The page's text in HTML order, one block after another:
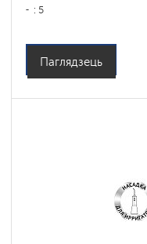
: 5
Паглядзець